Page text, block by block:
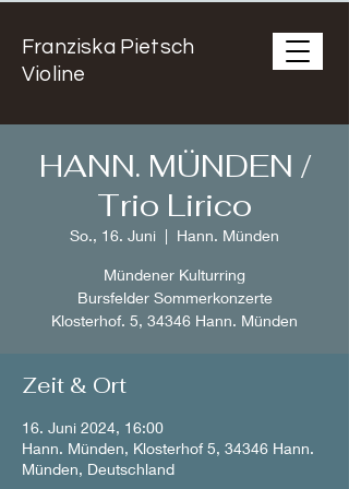
Franziska Pietsch
Violine
HANN. MÜNDEN /
Trio Lirico
So., 16. Juni
  |
Hann. Münden
Mündener Kulturring
Bursfelder Sommerkonzerte
Klosterhof. 5, 34346 Hann. Münden
Zeit & Ort
16. Juni 2024, 16:00
Hann. Münden, Klosterhof 5, 34346 Hann.
Münden, Deutschland